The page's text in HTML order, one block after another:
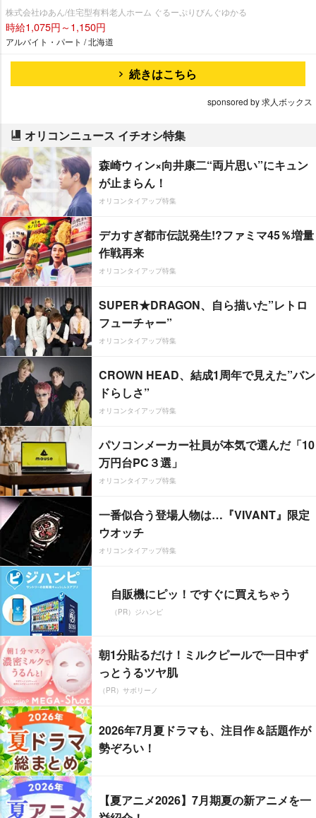
株式会社ゆあん/住宅型有料老人ホーム ぐるーぷりびんぐゆかる
時給1,075円～1,150円
アルバイト・パート / 北海道
続きはこちら
sponsored by 求人ボックス
オリコンニュース イチオシ特集
森崎ウィン×向井康二“両片思い”にキュン
が止まらん！
オリコンタイアップ特集
デカすぎ都市伝説発生!?ファミマ45％増量
作戦再来
オリコンタイアップ特集
SUPER★DRAGON、自ら描いた”レトロ
フューチャー”
オリコンタイアップ特集
CROWN HEAD、結成1周年で見えた”バン
ドらしさ”
オリコンタイアップ特集
パソコンメーカー社員が本気で選んだ「10
万円台PC３選」
オリコンタイアップ特集
一番似合う登場人物は…『VIVANT』限定
ウオッチ
オリコンタイアップ特集
自販機にピッ！ですぐに買えちゃう
（PR）ジハンピ
朝1分貼るだけ！ミルクピールで一日中ず
っとうるツヤ肌
（PR）サボリーノ
2026年7月夏ドラマも、注目作＆話題作が
勢ぞろい！
【夏アニメ2026】7月期夏の新アニメを一